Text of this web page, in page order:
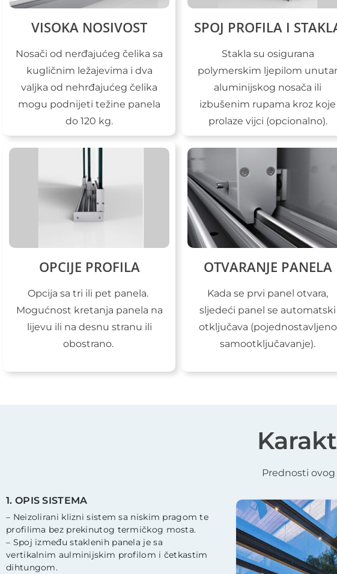
VISOKA NOSIVOST
Nosači od nerđajućeg čelika sa
kugličnim ležajevima i dva
valjka od nehrđajućeg čelika
mogu podnijeti težine panela
do 120 kg.
SPOJ PROFILA I
Stakla su osigurana
polymerskim ljepilom unutar
aluminijskog nosača ili
izbušenim rupama kroz koje
prolaze vijci (opcionalno).
OPCIJE PROFILA
Opcija sa tri ili pet panela.
Mogućnost kretanja panela na
lijevu ili na desnu stranu ili
obostrano.
OTVARANJE PANELA
Kada se prvi panel otvara,
sljedeći panel se automatski
otključava (pojednostavljeno
samootključavanje).
Prednosti
1. OPIS SISTEMA
– Neizolirani klizni sistem sa niskim pragom te
profilima bez prekinutog termičkog mosta.
– Spoj između staklenih panela je sa
vertikalnim aulminijskim profilom i četkastim
dihtungom.